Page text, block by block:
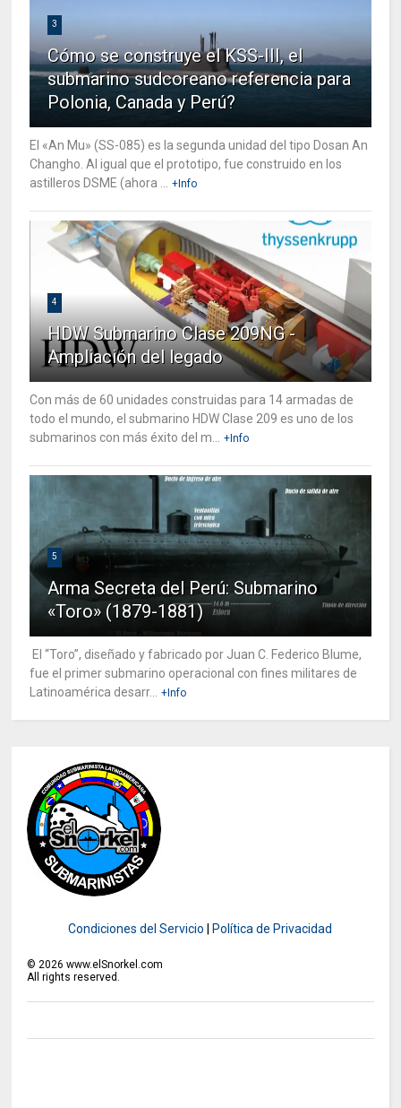
3
Cómo se construye el KSS-III, el
submarino sudcoreano referencia para
Polonia, Canada y Perú?
El «An Mu» (SS-085) es la segunda unidad del tipo Dosan An
Changho. Al igual que el prototipo, fue construido en los
astilleros DSME (ahora ...
+Info
4
HDW Submarino Clase 209NG -
Ampliación del legado
Con más de 60 unidades construidas para 14 armadas de
todo el mundo, el submarino HDW Clase 209 es uno de los
submarinos con más éxito del m...
+Info
5
Arma Secreta del Perú: Submarino
«Toro» (1879-1881)
El “Toro”, diseñado y fabricado por Juan C. Federico Blume,
fue el primer submarino operacional con fines militares de
Latinoamérica desarr...
+Info
Condiciones del Servicio Política de Privacidad
© 2026 www.elSnorkel.com
All rights reserved.